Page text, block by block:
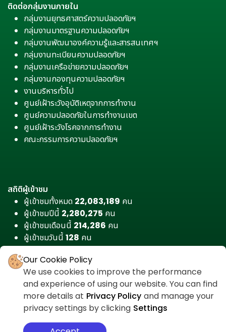
ติดต่อกลุ่มงานภายใน
กลุ่มงานยุทธศาสตร์ความปลอดภัยฯ
กลุ่มงานมาตรฐานความปลอดภัยฯ
กลุ่มงานพัฒนาองค์ความรู้และสารสนเทศฯ
กลุ่มงานทะเบียนความปลอดภัยฯ
กลุ่มงานเครือข่ายความปลอดภัยฯ
กลุ่มงานกองทุนความปลอดภัยฯ
งานบริหารทั่วไป
ศูนย์เฝ้าระวังอุบัติเหตุจากการทำงาน
ศูนย์ความปลอดภัยในการทำงานเขต
ศูนย์เฝ้าระวังโรคจากการทำงาน
คณะกรรมการความปลอดภัยฯ
สถิติผู้เข้าชม
ผู้เข้าชมทั้งหมด 22,083,189 คน
ผู้เข้าชมปีนี้ 2,280,275 คน
ผู้เข้าชมเดือนนี้ 214,286 คน
ผู้เข้าชมวันนี้ 128 คน
Our Cookie Policy
We use cookies to improve the performance
and experience of using our website. You can find
more details at Privacy Policy and manage your
privacy settings by clicking Settings